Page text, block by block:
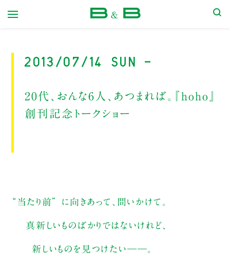
2013/07/14 Sun -
20代、おんな6人、あつまれば。『hoho』
創刊記念トークショー
“当たり前” に向きあって、問いかけて。
真新しいものばかりではないけれど、
新しいものを見つけたい――。